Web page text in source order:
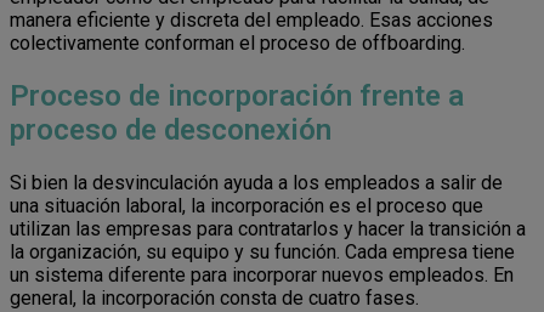
manera eficiente y discreta del empleado. Esas acciones
colectivamente conforman el proceso de offboarding.
Proceso de incorporación frente a
proceso de desconexión
Si bien la desvinculación ayuda a los empleados a salir de
una situación laboral, la incorporación es el proceso que
utilizan las empresas para contratarlos y hacer la transición a
la organización, su equipo y su función. Cada empresa tiene
un sistema diferente para incorporar nuevos empleados. En
general, la incorporación consta de cuatro fases.